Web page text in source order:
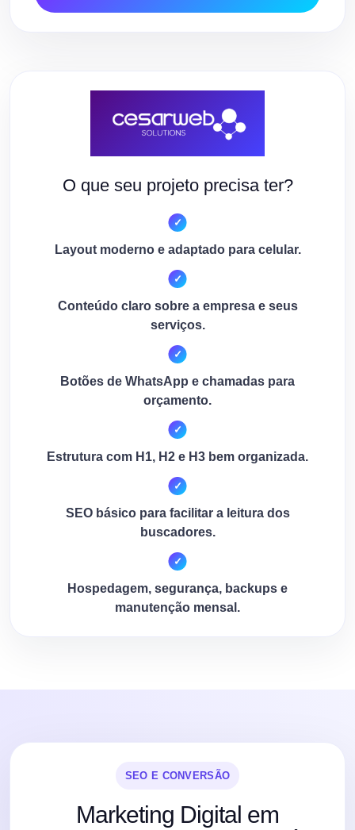
O que seu projeto precisa ter?
Layout moderno e adaptado para celular.
Conteúdo claro sobre a empresa e seus
serviços.
Botões de WhatsApp e chamadas para
orçamento.
Estrutura com H1, H2 e H3 bem organizada.
SEO básico para facilitar a leitura dos
buscadores.
Hospedagem, segurança, backups e
manutenção mensal.
SEO E CONVERSÃO
Marketing Digital em